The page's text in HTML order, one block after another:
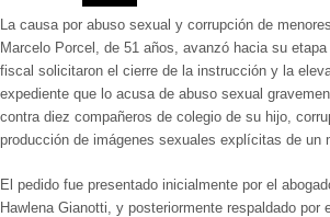
La causa por abuso sexual y corrupción de
Marcelo Porcel, de 51 años, avanzó hacia su
fiscal solicitaron el cierre de la instrucción y la
expediente que lo acusa de abuso sexual
contra diez compañeros de colegio de su hijo,
producción de imágenes sexuales explícitas de un
El pedido fue presentado inicialmente por el
Hawlena Gianotti, y posteriormente respaldado por